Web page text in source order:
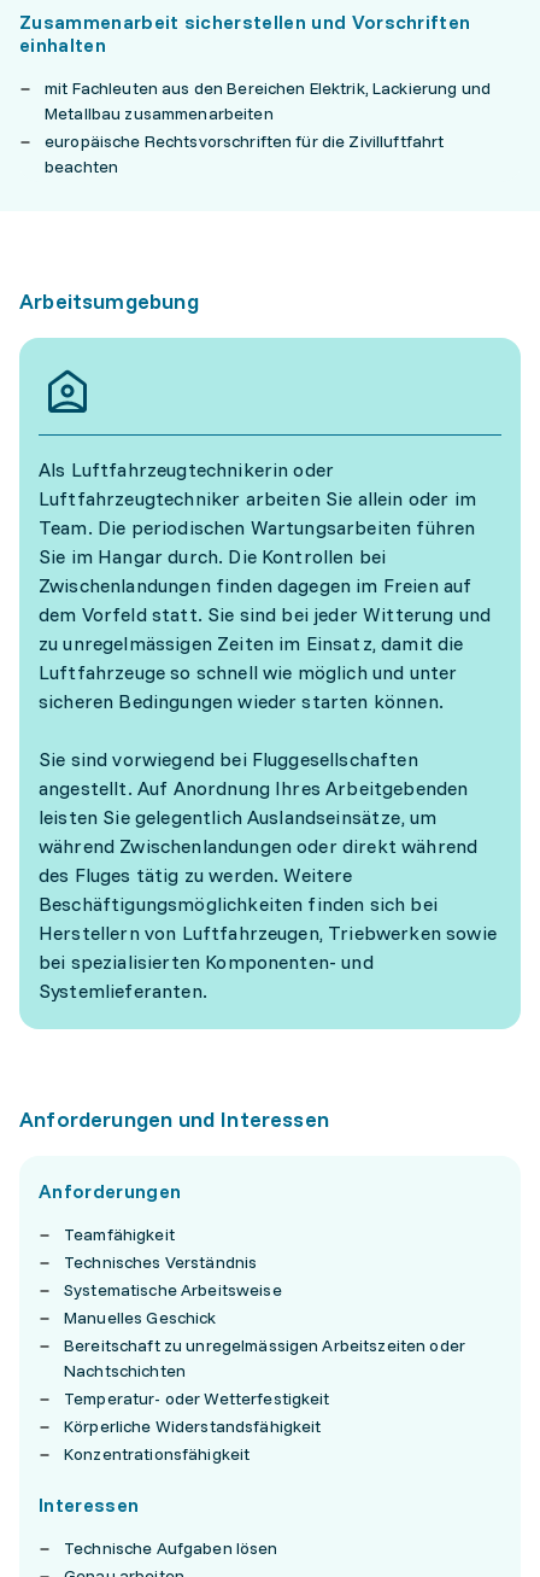
Zusammenarbeit sicherstellen und Vorschriften
einhalten
mit Fachleuten aus den Bereichen Elektrik, Lackierung und
Metallbau zusammenarbeiten
europäische Rechtsvorschriften für die Zivilluftfahrt
beachten
Arbeitsumgebung
Als Luftfahrzeugtechnikerin oder
Luftfahrzeugtechniker arbeiten Sie allein oder im
Team. Die periodischen Wartungsarbeiten führen
Sie im Hangar durch. Die Kontrollen bei
Zwischenlandungen finden dagegen im Freien auf
dem Vorfeld statt. Sie sind bei jeder Witterung und
zu unregelmässigen Zeiten im Einsatz, damit die
Luftfahrzeuge so schnell wie möglich und unter
sicheren Bedingungen wieder starten können.
Sie sind vorwiegend bei Fluggesellschaften
angestellt. Auf Anordnung Ihres Arbeitgebenden
leisten Sie gelegentlich Auslandseinsätze, um
während Zwischenlandungen oder direkt während
des Fluges tätig zu werden. Weitere
Beschäftigungsmöglichkeiten finden sich bei
Herstellern von Luftfahrzeugen, Triebwerken sowie
bei spezialisierten Komponenten- und
Systemlieferanten.
Anforderungen und Interessen
Anforderungen
Teamfähigkeit
Technisches Verständnis
Systematische Arbeitsweise
Manuelles Geschick
Bereitschaft zu unregelmässigen Arbeitszeiten oder
Nachtschichten
Temperatur- oder Wetterfestigkeit
Körperliche Widerstandsfähigkeit
Konzentrationsfähigkeit
Interessen
Technische Aufgaben lösen